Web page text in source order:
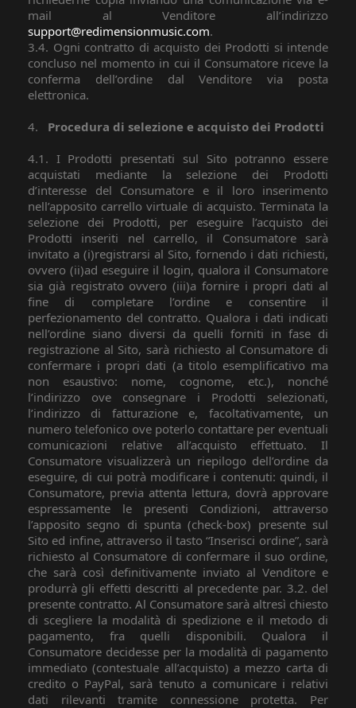
mail al Venditore all’indirizzo
support@redimensionmusic.com.
3.4. Ogni contratto di acquisto dei Prodotti si intende
concluso nel momento in cui il Consumatore riceve la
conferma dell’ordine dal Venditore via posta
elettronica.
4.
Procedura di selezione e acquisto dei Prodotti
4.1. I Prodotti presentati sul Sito potranno essere
acquistati mediante la selezione dei Prodotti
d’interesse del Consumatore e il loro inserimento
nell’apposito carrello virtuale di acquisto. Terminata la
selezione dei Prodotti, per eseguire l’acquisto dei
Prodotti inseriti nel carrello, il Consumatore sarà
invitato a (i)registrarsi al Sito, fornendo i dati richiesti,
ovvero (ii)ad eseguire il login, qualora il Consumatore
sia già registrato ovvero (iii)a fornire i propri dati al
fine di completare l’ordine e consentire il
perfezionamento del contratto. Qualora i dati indicati
nell’ordine siano diversi da quelli forniti in fase di
registrazione al Sito, sarà richiesto al Consumatore di
confermare i propri dati (a titolo esemplificativo ma
non esaustivo: nome, cognome, etc.), nonché
l’indirizzo ove consegnare i Prodotti selezionati,
l’indirizzo di fatturazione e, facoltativamente, un
numero telefonico ove poterlo contattare per eventuali
comunicazioni relative all’acquisto effettuato. Il
Consumatore visualizzerà un riepilogo dell’ordine da
eseguire, di cui potrà modificare i contenuti: quindi, il
Consumatore, previa attenta lettura, dovrà approvare
espressamente le presenti Condizioni, attraverso
l’apposito segno di spunta (check-box) presente sul
Sito ed infine, attraverso il tasto “Inserisci ordine”, sarà
richiesto al Consumatore di confermare il suo ordine,
che sarà così definitivamente inviato al Venditore e
produrrà gli effetti descritti al precedente par. 3.2. del
presente contratto. Al Consumatore sarà altresì chiesto
di scegliere la modalità di spedizione e il metodo di
pagamento, fra quelli disponibili. Qualora il
Consumatore decidesse per la modalità di pagamento
immediato (contestuale all’acquisto) a mezzo carta di
credito o PayPal, sarà tenuto a comunicare i relativi
dati rilevanti tramite connessione protetta. Per